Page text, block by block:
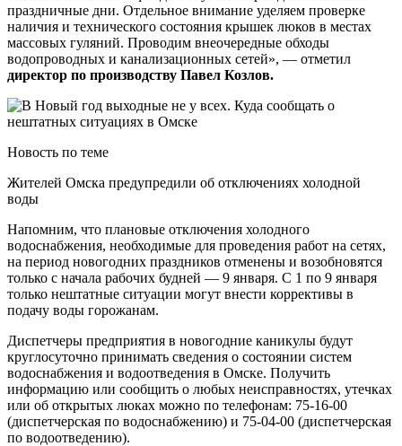
праздничные дни. Отдельное внимание уделяем проверке
наличия и технического состояния крышек люков в местах
массовых гуляний. Проводим внеочередные обходы
водопроводных и канализационных сетей», — отметил
директор по производству Павел Козлов.
Новость по теме
Жителей Омска предупредили об отключениях холодной
воды
Напомним, что плановые отключения холодного
водоснабжения, необходимые для проведения работ на сетях,
на период новогодних праздников отменены и возобновятся
только с начала рабочих будней — 9 января. С 1 по 9 января
только нештатные ситуации могут внести коррективы в
подачу воды горожанам.
Диспетчеры предприятия в новогодние каникулы будут
круглосуточно принимать сведения о состоянии систем
водоснабжения и водоотведения в Омске. Получить
информацию или сообщить о любых неисправностях, утечках
или об открытых люках можно по телефонам: 75-16-00
(диспетчерская по водоснабжению) и 75-04-00 (диспетчерская
по водоотведению).